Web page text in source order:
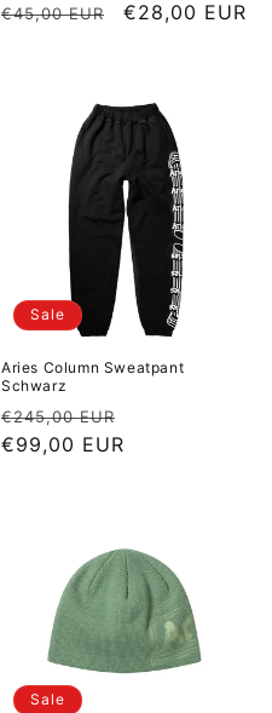
Normaler Preis
€45,00 EUR Sale Preis
€28,00 EUR
Sale
Aries Column Sweatpant
Schwarz
Normaler Preis
€245,00 EUR
€99,00 EUR
Sale